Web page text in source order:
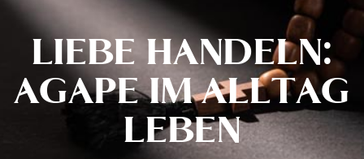
LIEBE HANDELN:
AGAPE IM ALLTAG
LEBEN